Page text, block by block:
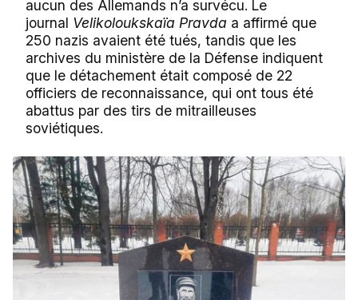
aucun des Allemands n’a survécu. Le
journal Velikoloukskaïa Pravda a affirmé que
250 nazis avaient été tués, tandis que les
archives du ministère de la Défense indiquent
que le détachement était composé de 22
officiers de reconnaissance, qui ont tous été
abattus par des tirs de mitrailleuses
soviétiques.